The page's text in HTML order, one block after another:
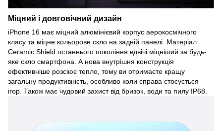
Міцний і довговічний дизайн
iPhone 16 має міцний алюмінієвий корпус аерокосмічного
класу та міцне кольорове скло на задній панелі. Матеріал
Ceramic Shield останнього покоління вдвічі міцніший за будь-
яке скло смартфона. А нова внутрішня конструкція
ефективніше розсіює тепло, тому ви отримаєте кращу
загальну продуктивність, особливо коли справа стосується
ігор. Також має чудовий захист від бризок, води та пилу IP68.